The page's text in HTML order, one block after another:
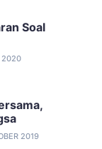
Soal
2020
2019